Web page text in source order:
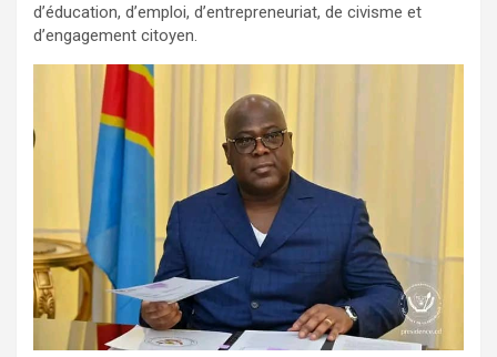
d’éducation, d’emploi, d’entrepreneuriat, de civisme et
d’engagement citoyen.